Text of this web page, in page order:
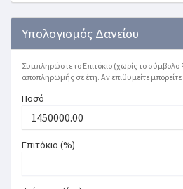
Υπολογισμός Δανείου
Συμπληρώστε το Επιτόκιο (χωρίς το σύμβολο
αποπληρωμής σε έτη. Αν επιθυμείτε
Ποσό
Επιτόκιο (%)